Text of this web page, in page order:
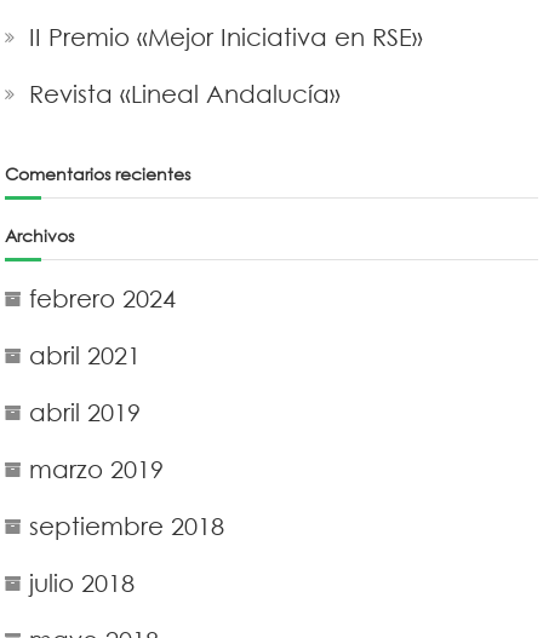
II Premio «Mejor Iniciativa en RSE»
Revista «Lineal Andalucía»
Comentarios recientes
Archivos
febrero 2024
abril 2021
abril 2019
marzo 2019
septiembre 2018
julio 2018